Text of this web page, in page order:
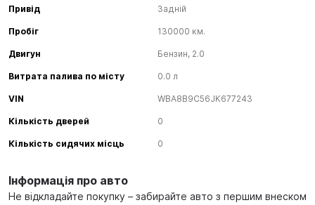
Інформація про авто
Не відкладайте покупку – забирайте авто з першим внеском
Привід Задній
Пробіг 130000 км.
Двигун Бензин, 2.0
Витрата палива по місту 0.0 л
VIN WBA8B9C56JK677243
Кількість дверей 0
Кількість сидячих місць 0